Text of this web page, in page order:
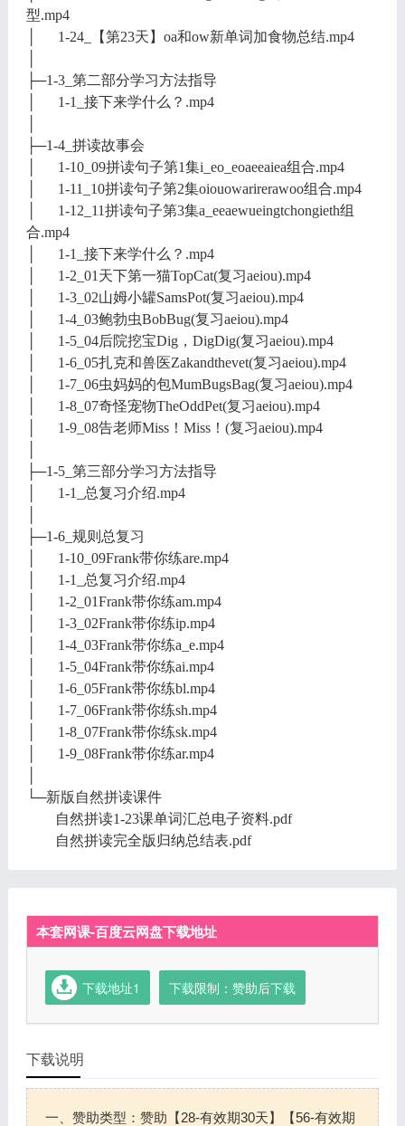
型.mp4
│ 1-24_【第23天】oa和ow新单词加食物总结.mp4
├─1-3_第二部分学习方法指导
│ 1-1_接下来学什么？.mp4
├─1-4_拼读故事会
│ 1-10_09拼读句子第1集i_eo_eoaeeaiea组合.mp4
│ 1-11_10拼读句子第2集oiouowarirerawoo组合.mp4
│ 1-12_11拼读句子第3集a_eeaewueingtchongieth组
合.mp4
│ 1-1_接下来学什么？.mp4
│ 1-2_01天下第一猫TopCat(复习aeiou).mp4
│ 1-3_02山姆小罐SamsPot(复习aeiou).mp4
│ 1-4_03鲍勃虫BobBug(复习aeiou).mp4
│ 1-5_04后院挖宝Dig，DigDig(复习aeiou).mp4
│ 1-6_05扎克和兽医Zakandthevet(复习aeiou).mp4
│ 1-7_06虫妈妈的包MumBugsBag(复习aeiou).mp4
│ 1-8_07奇怪宠物TheOddPet(复习aeiou).mp4
│ 1-9_08告老师Miss！Miss！(复习aeiou).mp4
├─1-5_第三部分学习方法指导
│ 1-1_总复习介绍.mp4
├─1-6_规则总复习
│ 1-10_09Frank带你练are.mp4
│ 1-1_总复习介绍.mp4
│ 1-2_01Frank带你练am.mp4
│ 1-3_02Frank带你练ip.mp4
│ 1-4_03Frank带你练a_e.mp4
│ 1-5_04Frank带你练ai.mp4
│ 1-6_05Frank带你练bl.mp4
│ 1-7_06Frank带你练sh.mp4
│ 1-8_07Frank带你练sk.mp4
│ 1-9_08Frank带你练ar.mp4
└─新版自然拼读课件
自然拼读1-23课单词汇总电子资料.pdf
自然拼读完全版归纳总结表.pdf
本套网课-百度云网盘下载地址
下载地址1 下载限制：赞助后下载
下载说明
一、赞助类型：赞助【28-有效期30天】【56-有效期